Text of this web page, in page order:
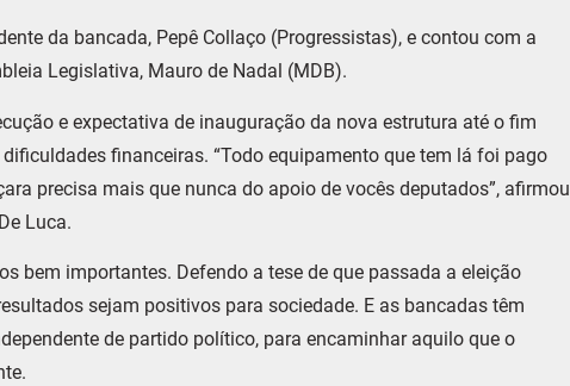
da bancada, Pepê Collaço (Progressistas), e contou com a
Legislativa, Mauro de Nadal (MDB).
e expectativa de inauguração da nova estrutura até o fim
financeiras. “Todo equipamento que tem lá foi pago
precisa mais que nunca do apoio de vocês deputados”, afirmou
Luca.
bem importantes. Defendo a tese de que passada a eleição
sejam positivos para sociedade. E as bancadas têm
de partido político, para encaminhar aquilo que o